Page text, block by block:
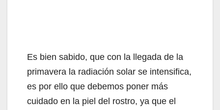
Es bien sabido, que con la llegada de la
primavera la radiación solar se intensifica,
es por ello que debemos poner más
cuidado en la piel del rostro, ya que el